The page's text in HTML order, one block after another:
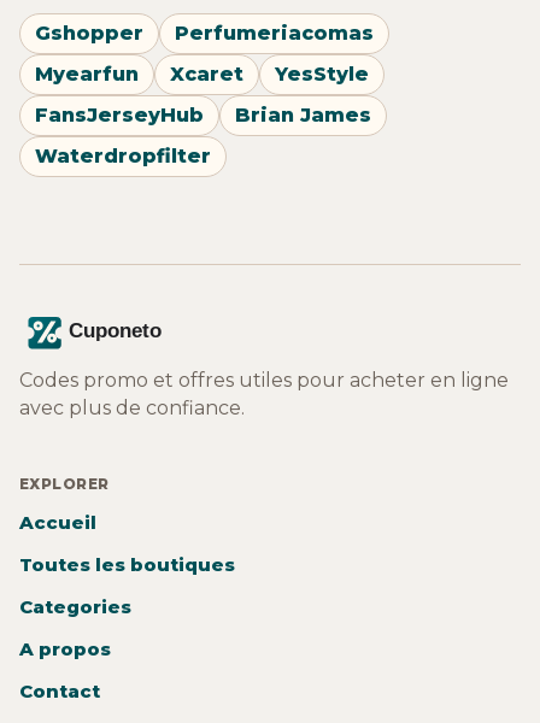
Gshopper
Perfumeriacomas
Myearfun
Xcaret
YesStyle
FansJerseyHub
Brian James
Waterdropfilter
Codes promo et offres utiles pour acheter en ligne
avec plus de confiance.
EXPLORER
Accueil
Toutes les boutiques
Categories
A propos
Contact